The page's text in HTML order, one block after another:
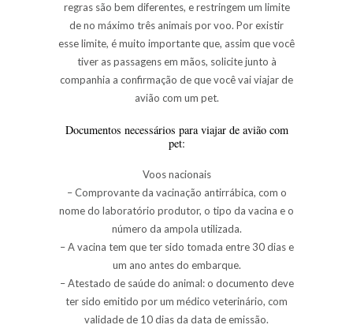
regras são bem diferentes, e restringem um limite
de no máximo três animais por voo. Por existir
esse limite, é muito importante que, assim que você
tiver as passagens em mãos, solicite junto à
companhia a confirmação de que você vai viajar de
avião com um pet.
Documentos necessários paraviajar de avião com
pet:
Voos nacionais
– Comprovante da vacinação antirrábica, com o
nome do laboratório produtor, o tipo da vacina e o
número da ampola utilizada.
– A vacina tem que ter sido tomada entre 30 dias e
um ano antes do embarque.
– Atestado de saúde do animal: o documento deve
ter sido emitido por um médico veterinário, com
validade de 10 dias da data de emissão.